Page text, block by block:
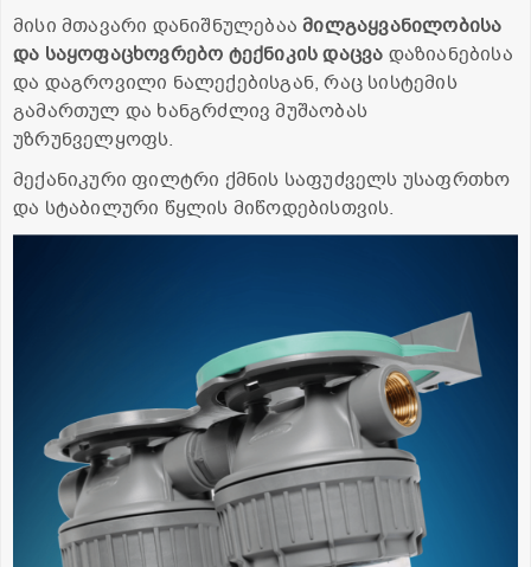
მისი მთავარი დანიშნულებაამილგაყვანილობისა
და საყოფაცხოვრებო ტექნიკის დაცვა დაზიანებისა
და დაგროვილი ნალექებისგან, რაც სისტემის
გამართულ და ხანგრძლივ მუშაობას
უზრუნველყოფს.
მექანიკური ფილტრი ქმნის საფუძველს უსაფრთხო
და სტაბილური წყლის მიწოდებისთვის.